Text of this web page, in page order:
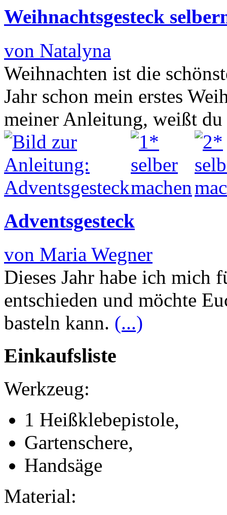
Weihnachtsgesteck
von Natalyna
Weihnachten ist die
Jahr schon mein erstes
meiner Anleitung, weißt
Adventsgesteck
von Maria Wegner
Dieses Jahr habe ich mich
entschieden und möchte
basteln kann. (...)
Einkaufsliste
Werkzeug:
1 Heißklebepistole,
Gartenschere,
Handsäge
Material: